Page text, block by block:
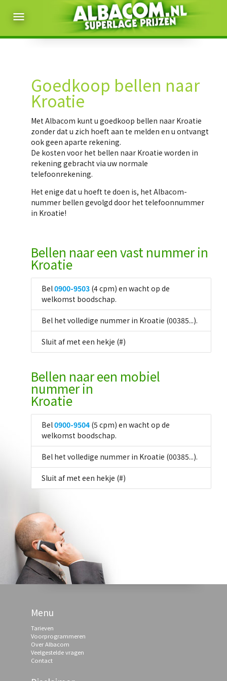
menu
Goedkoop bellen naar
Kroatie
Met Albacom kunt ugoedkoop bellen naar Kroatie
zonder dat u zich hoeft aan te melden en u ontvangt
ook geen aparte rekening.
De kosten voor het bellen naar Kroatie worden in
rekening gebracht via uw normale
telefoonrekening.
Het enige dat u hoeft te doen is, het Albacom-
nummer bellen gevolgd door het telefoonnummer
in Kroatie!
Bellen naar een vast nummer in
Kroatie
Bel0900-9503 (4 cpm) en wacht op de
welkomst boodschap.
Bel het volledige nummer in Kroatie (00385...).
Sluit af met een hekje (#)
Bellen naar een mobiel
nummer in
Kroatie
Bel0900-9504 (5 cpm) en wacht op de
welkomst boodschap.
Bel het volledige nummer in Kroatie (00385...).
Sluit af met een hekje (#)
Menu
Tarieven
Voorprogrammeren
Over Albacom
Veelgestelde vragen
Contact